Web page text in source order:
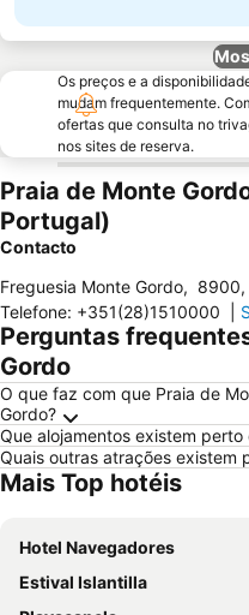
Os preços e a
mudam frequentemente.
ofertas que consulta no
nos sites de reserva.
Praia de Monte
Portugal)
Contacto
Freguesia Monte Gordo, 8900,
Telefone: +351(28)1510000
Perguntas
Gordo
O que faz com que Praia de
Gordo?
Que alojamentos existem
Quais outras atrações existem
Mais Top hotéis
Hotel Navegadores
Estival Islantilla